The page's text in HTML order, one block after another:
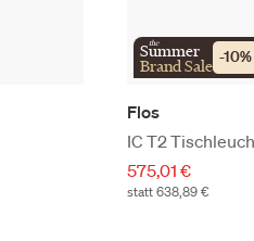
the
Summer
Brand Sale -10%
Flos
IC T2
575,01 €
statt 638,89 €